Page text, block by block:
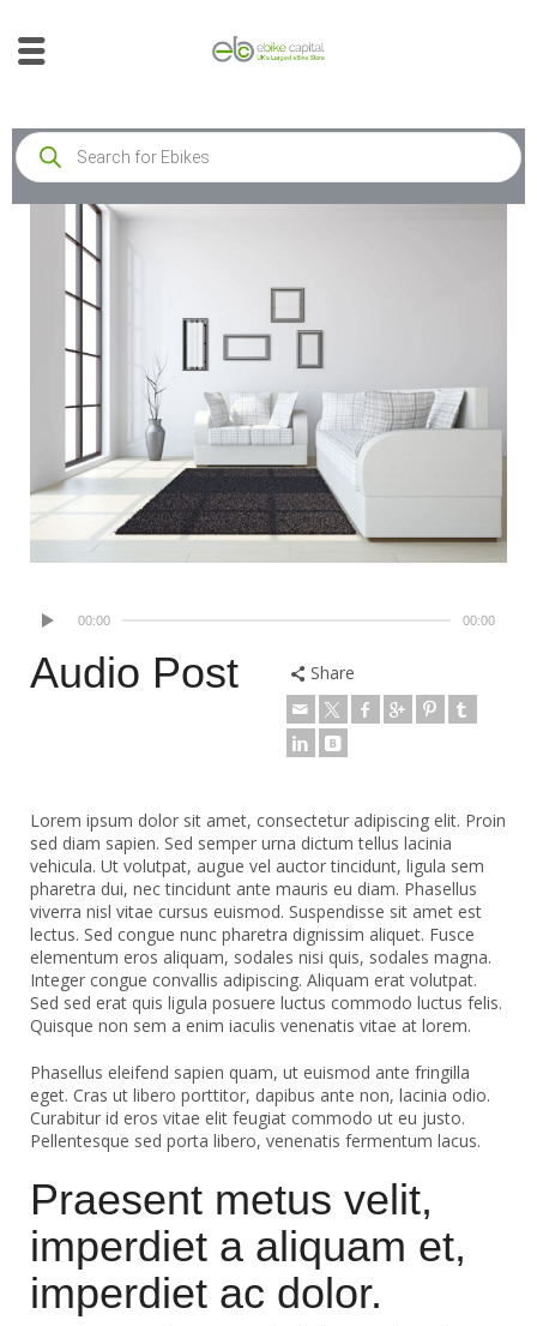
00:00 00:00
Audio Post Share
Lorem ipsum dolor sit amet, consectetur adipiscing elit. Proin
sed diam sapien. Sed semper urna dictum tellus lacinia
vehicula. Ut volutpat, augue vel auctor tincidunt, ligula sem
pharetra dui, nec tincidunt ante mauris eu diam. Phasellus
viverra nisl vitae cursus euismod. Suspendisse sit amet est
lectus. Sed congue nunc pharetra dignissim aliquet. Fusce
elementum eros aliquam, sodales nisi quis, sodales magna.
Integer congue convallis adipiscing. Aliquam erat volutpat.
Sed sed erat quis ligula posuere luctus commodo luctus felis.
Quisque non sem a enim iaculis venenatis vitae at lorem.
Phasellus eleifend sapien quam, ut euismod ante fringilla
eget. Cras ut libero porttitor, dapibus ante non, lacinia odio.
Curabitur id eros vitae elit feugiat commodo ut eu justo.
Pellentesque sed porta libero, venenatis fermentum lacus.
Praesent metus velit,
imperdiet a aliquam et,
imperdiet ac dolor.